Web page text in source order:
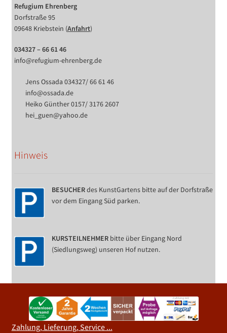
Refugium Ehrenberg
Dorfstraße 95
09648 Kriebstein (Anfahrt)
034327 – 66 61 46
info@refugium-ehrenberg.de
Jens Ossada 034327/ 66 61 46
info@ossada.de
Heiko Günther 0157/ 3176 2607
hei_guen@yahoo.de
Hinweis
BESUCHERdes KunstGartens bitte auf der Dorfstraße
vor dem Eingang Süd parken.
KURSTEILNEHMERbitte über Eingang Nord
(Siedlungsweg) unseren Hof nutzen.
Zahlung, Lieferung, Service ...